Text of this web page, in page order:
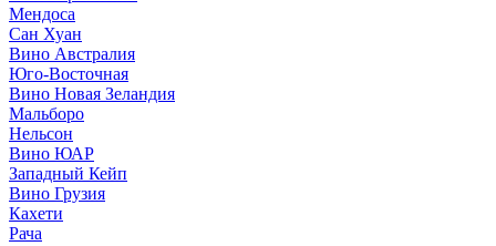
Мендоса
Сан Хуан
Вино Австралия
Юго-Восточная
Вино Новая Зеландия
Мальборо
Нельсон
Вино ЮАР
Западный Кейп
Вино Грузия
Кахети
Рача